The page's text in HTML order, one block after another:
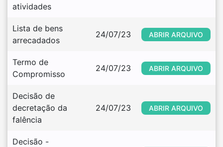
atividades
Lista de bens
arrecadados
24/07/23 ABRIR ARQUIVO
Termo de
Compromisso
24/07/23 ABRIR ARQUIVO
Decisão de
decretação da
falência
24/07/23 ABRIR ARQUIVO
Decisão -